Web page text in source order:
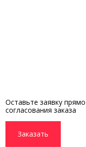
Оставьте заявку
согласования заказа
Заказать